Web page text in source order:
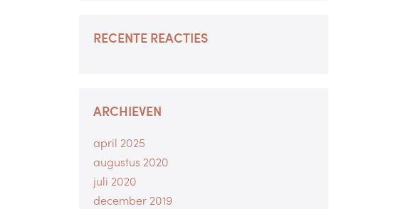
RECENTE REACTIES
ARCHIEVEN
april 2025
augustus 2020
juli 2020
december 2019